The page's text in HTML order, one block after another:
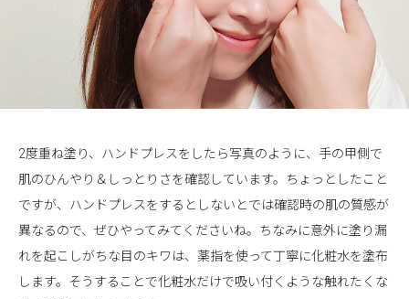
2度重ね塗り、ハンドプレスをしたら写真のように、手の甲側で
肌のひんやり＆しっとりさを確認しています。ちょっとしたこと
ですが、ハンドプレスをするとしないとでは確認時の肌の質感が
異なるので、ぜひやってみてくださいね。ちなみに意外に塗り漏
れを起こしがちな目のキワは、薬指を使って丁寧に化粧水を塗布
します。そうすることで化粧水だけで吸い付くような触れたくな